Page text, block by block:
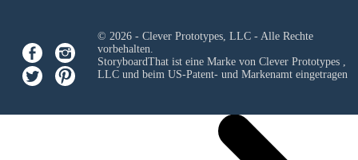
© 2026 - Clever Prototypes, LLC - Alle Rechte
vorbehalten.
StoryboardThat ist eine Marke von Clever Prototypes ,
LLCund beim US-Patent- und Markenamt eingetragen